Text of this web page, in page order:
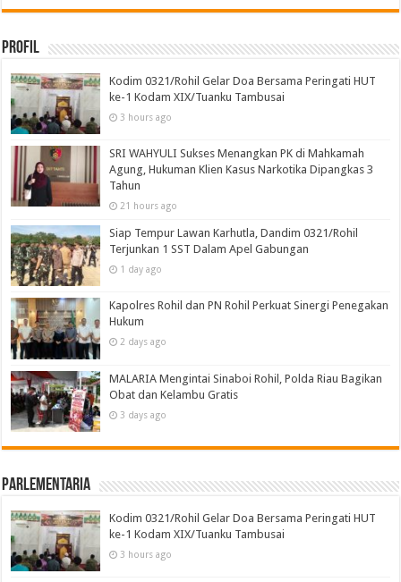
Profil
Kodim 0321/Rohil Gelar Doa Bersama Peringati HUT
ke-1 Kodam XIX/Tuanku Tambusai
3 hours ago
SRI WAHYULI Sukses Menangkan PK di Mahkamah
Agung, Hukuman Klien Kasus Narkotika Dipangkas 3
Tahun
21 hours ago
Siap Tempur Lawan Karhutla, Dandim 0321/Rohil
Terjunkan 1 SST Dalam Apel Gabungan
1 day ago
Kapolres Rohil dan PN Rohil Perkuat Sinergi Penegakan
Hukum
2 days ago
MALARIA Mengintai Sinaboi Rohil, Polda Riau Bagikan
Obat dan Kelambu Gratis
3 days ago
Parlementaria
Kodim 0321/Rohil Gelar Doa Bersama Peringati HUT
ke-1 Kodam XIX/Tuanku Tambusai
3 hours ago